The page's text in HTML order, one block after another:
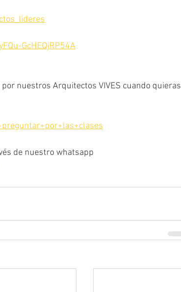
GcHEQjRP54A
nuestros Arquitectos VIVES cuando quieras
de nuestro whatsapp